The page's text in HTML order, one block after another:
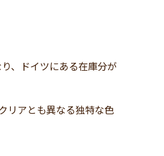
、ドイツにある在庫分が
リアとも異なる独特な色